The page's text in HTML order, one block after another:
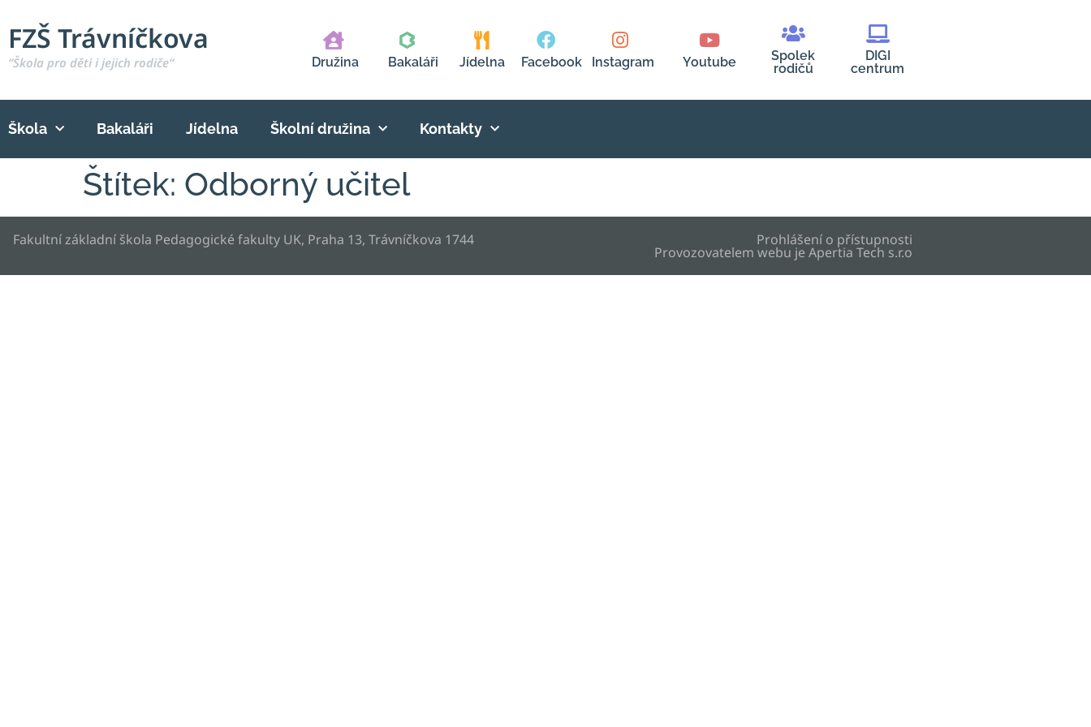
FZŠ Trávníčkova
“Škola pro děti i jejich rodiče“ Družina Bakaláři Jídelna Facebook Instagram Youtube
Spolek
rodičů
DIGI
centrum
Škola Bakaláři Jídelna Školní družina Kontakty
Štítek: Odborný učitel
Fakultní základní škola Pedagogické fakulty UK, Praha 13, Trávníčkova 1744 Prohlášení o přístupnosti
Provozovatelem webu jeApertia Tech s.r.o